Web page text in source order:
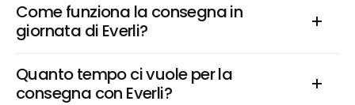
Come funziona la consegna in
giornata di Everli?
Quanto tempo ci vuole per la
consegna con Everli?